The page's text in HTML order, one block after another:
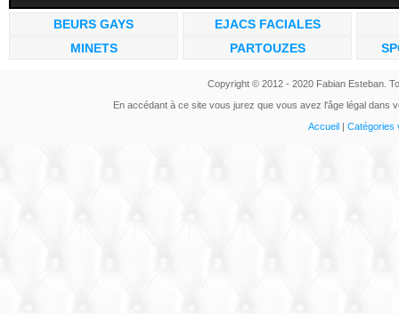
BEURS GAYS
EJACS FACIALES
MINETS
PARTOUZES
Copyright © 2012 - 2020 Fabian Esteban.
En accédant à ce site vous jurez que vous avez l'âge légal dans
Accueil
Catégories